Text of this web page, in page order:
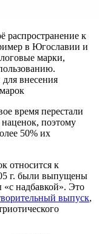
распространение к
в Югославии и
марки,
внесения
время перестали
наценок, поэтому
50% их
относится к
г. были выпущены
надбавкой». Это
выпуск,